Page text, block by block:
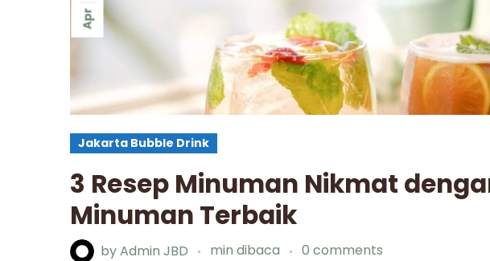
Apr
Jakarta Bubble Drink
3 Resep Minuman Nikmat
Minuman Terbaik
byAdmin JBD min dibaca 0 comments